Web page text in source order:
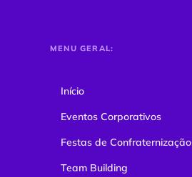
MENU GERAL:
Início
Eventos Corporativos
Festas de Confraternização
Team Building